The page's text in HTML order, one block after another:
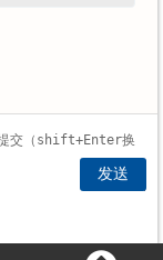
21世纪里最具
产品： 炼油
催化剂
到的作用
新能源
发送